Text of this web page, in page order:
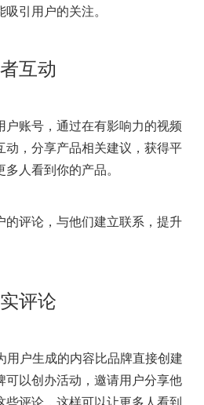
引用户的关注。
互动
户账号，通过在有影响力的视频
动，分享产品相关建议，获得平
人看到你的产品。
的评论，与他们建立联系，提升
评论
用户生成的内容比品牌直接创建
可以创办活动，邀请用户分享他